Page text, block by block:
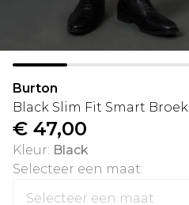
Burton
Black Slim Fit Smart Broek
€ 47,00
Kleur: Black
Selecteer een maat: